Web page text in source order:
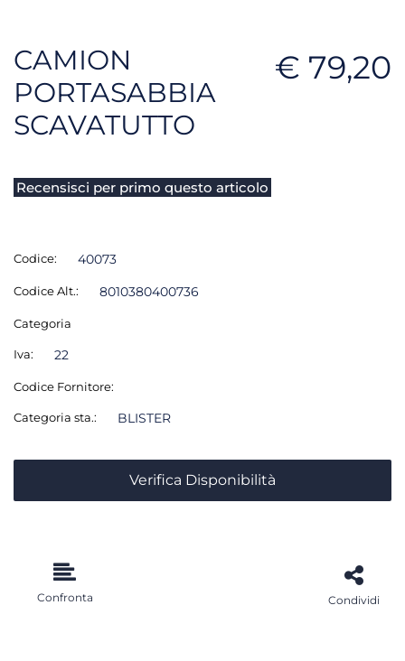
CAMION
PORTASABBIA
SCAVATUTTO
€ 79,20
Recensisci per primo questo articolo
Codice: 40073
Codice Alt.: 8010380400736
Categoria
Iva: 22
Codice Fornitore:
Categoria sta.: BLISTER
Verifica Disponibilità
Confronta Condividi